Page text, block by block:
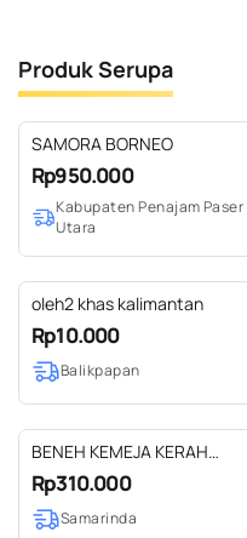
Produk Serupa
SAMORA BORNEO
Rp950.000
Kabupaten Penajam Paser
Utara
oleh2 khas kalimantan
Rp10.000
Balikpapan
BENEH KEMEJA KERAH
KOKO SARUNG SAMARINDA
LENGAN PENDEK SIZE M
Rp310.000
Samarinda